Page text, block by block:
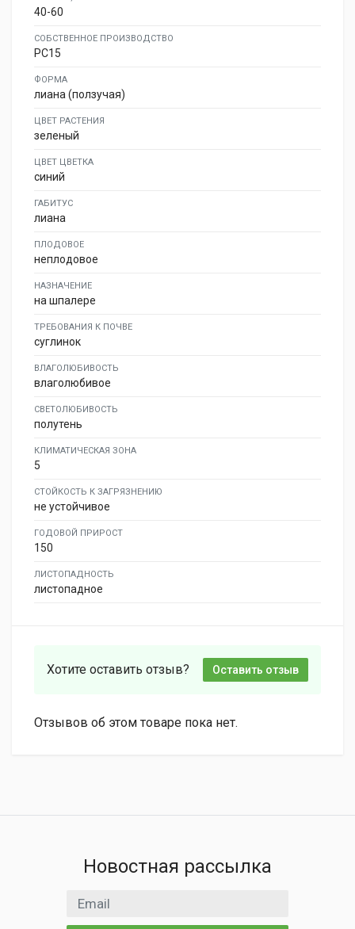
40-60
СОБСТВЕННОЕ ПРОИЗВОДСТВО
PC15
ФОРМА
лиана (ползучая)
ЦВЕТ РАСТЕНИЯ
зеленый
ЦВЕТ ЦВЕТКА
синий
ГАБИТУС
лиана
ПЛОДОВОЕ
неплодовое
НАЗНАЧЕНИЕ
на шпалере
ТРЕБОВАНИЯ К ПОЧВЕ
суглинок
ВЛАГОЛЮБИВОСТЬ
влаголюбивое
СВЕТОЛЮБИВОСТЬ
полутень
КЛИМАТИЧЕСКАЯ ЗОНА
5
СТОЙКОСТЬ К ЗАГРЯЗНЕНИЮ
не устойчивое
ГОДОВОЙ ПРИРОСТ
150
ЛИСТОПАДНОСТЬ
листопадное
Хотите оставить отзыв? Оставить отзыв
Отзывов об этом товаре пока нет.
Новостная рассылка
Email адрес